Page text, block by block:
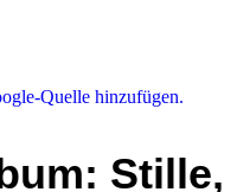
Quelle hinzufügen.
Stille,